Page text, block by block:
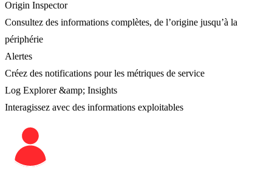
Origin Inspector
Consultez des informations complètes, de l’origine jusqu’à la
périphérie
Alertes
Créez des notifications pour les métriques de service
Log Explorer &amp; Insights
Interagissez avec des informations exploitables